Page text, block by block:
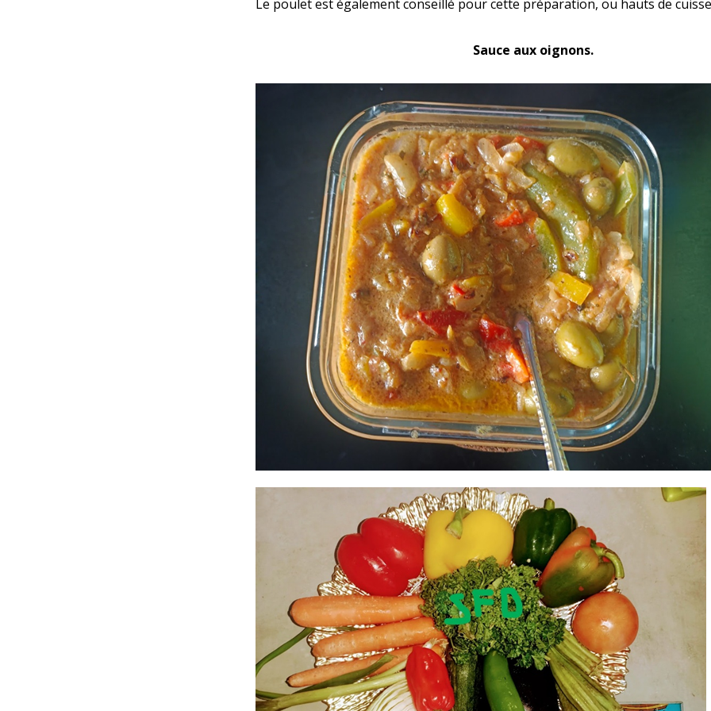
Le poulet est également conseillé pour cette préparation, ou hauts de
Sauce aux oignons.